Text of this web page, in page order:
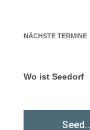
NÄCHSTE TERMINE
Wo ist Seedorf